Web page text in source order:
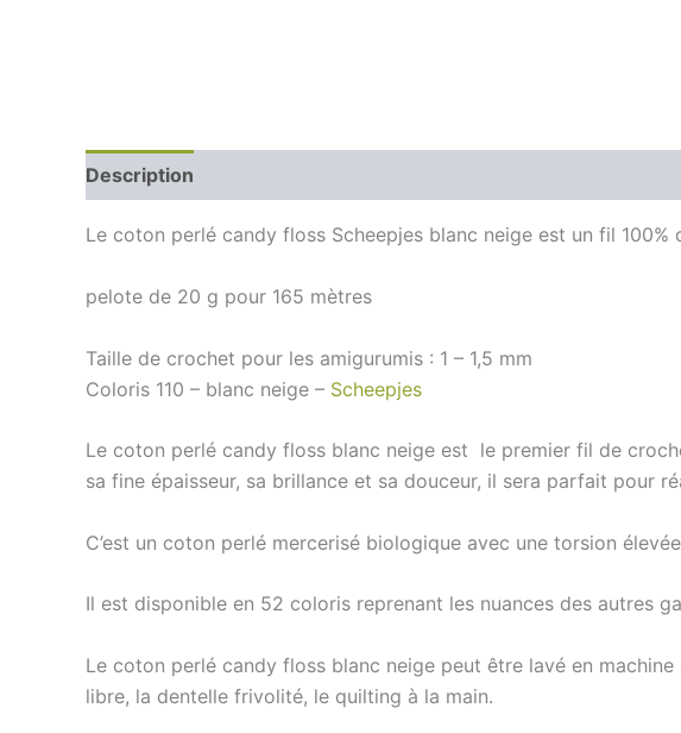
Description
Le coton perlé candy floss Scheepjes blanc neige est un fil
pelote de 20 g pour 165 mètres
Taille de crochet pour les amigurumis : 1 – 1,5 mm
Coloris 110 – blanc neige – Scheepjes
Le coton perlé candy floss blanc neige est le premier fil de
sa fine épaisseur, sa brillance et sa douceur, il sera parfait pour
C’est un coton perlé mercerisé biologique avec une torsion
Il est disponible en 52 coloris reprenant les nuances des autres
Le coton perlé candy floss blanc neige peut être lavé en
libre, la dentelle frivolité, le quilting à la main.